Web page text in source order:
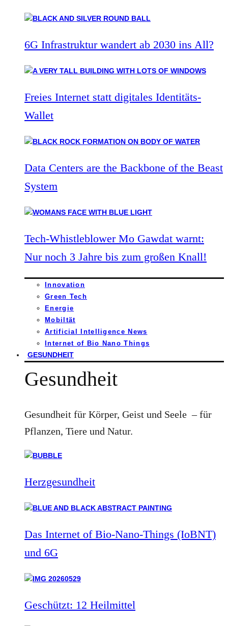
6G Infrastruktur wandert ab 2030 ins All?
Freies Internet statt digitales Identitäts-
Wallet
Data Centers are the Backbone of the Beast
System
Tech-Whistleblower Mo Gawdat warnt:
Nur noch 3 Jahre bis zum großen Knall!
Innovation
Green Tech
Energie
Mobiltät
Artificial Intelligence News
Internet of Bio Nano Things
GESUNDHEIT
Gesundheit
Gesundheit für Körper, Geist und Seele – für
Pflanzen, Tiere und Natur.
Herzgesundheit
Das Internet of Bio-Nano-Things (IoBNT)
und 6G
Geschützt: 12 Heilmittel